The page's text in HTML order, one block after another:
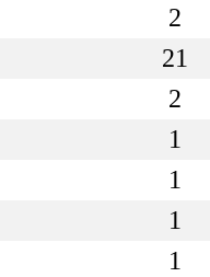
2
21
2
1
1
1
1